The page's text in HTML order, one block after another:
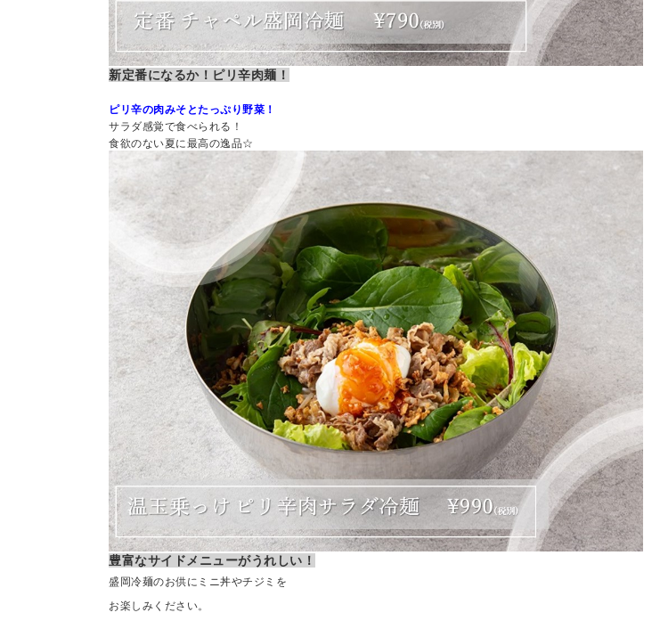
新定番になるか！ピリ辛肉麺！
ピリ辛の肉みそとたっぷり野菜！
サラダ感覚で食べられる！
食欲のない夏に最高の逸品☆
豊富なサイドメニューがうれしい！
盛岡冷麺のお供にミニ丼やチジミを
お楽しみください。